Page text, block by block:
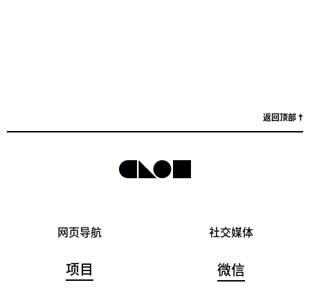
返回顶部
网页导航
项目
社交媒体
微信